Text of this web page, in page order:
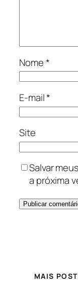
Nome*
E-mail*
Site
Salvar
a próxima
MAIS